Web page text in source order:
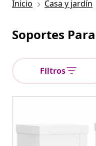
Inicio Casa y jardín
Soportes
Filtros